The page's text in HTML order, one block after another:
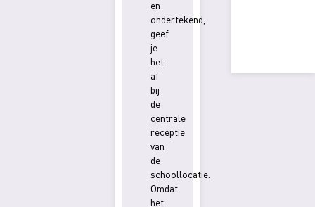
en
ondertekend,
geef
je
het
af
bij
de
centrale
receptie
van
de
schoollocatie.
Omdat
het